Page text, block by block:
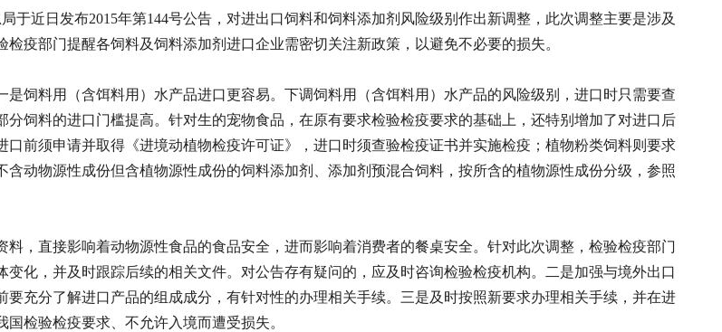
近日发布2015年第144号公告，对进出口饲料和饲料添加剂风险级别作出新调整，此次调整主要是涉及
疫部门提醒各饲料及饲料添加剂进口企业需密切关注新政策，以避免不必要的损失。
料用（含饵料用）水产品进口更容易。下调饲料用（含饵料用）水产品的风险级别，进口时只需要查
饲料的进口门槛提高。针对生的宠物食品，在原有要求检验检疫要求的基础上，还特别增加了对进口后
前须申请并取得《进境动植物检疫许可证》，进口时须查验检疫证书并实施检疫；植物粉类饲料则要求
动物源性成份但含植物源性成份的饲料添加剂、添加剂预混合饲料，按所含的植物源性成份分级，参照
直接影响着动物源性食品的食品安全，进而影响着消费者的餐桌安全。针对此次调整，检验检疫部门
化，并及时跟踪后续的相关文件。对公告存有疑问的，应及时咨询检验检疫机构。二是加强与境外出口
充分了解进口产品的组成成分，有针对性的办理相关手续。三是及时按照新要求办理相关手续，并在进
检验检疫要求、不允许入境而遭受损失。